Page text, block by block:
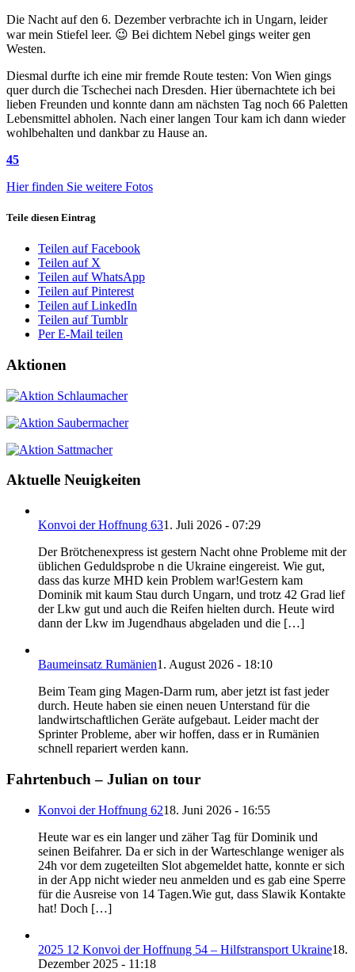
Die Nacht auf den 6. Dezember verbrachte ich in Ungarn, leider
war mein Stiefel leer. 😉 Bei dichtem Nebel gings weiter gen
Westen.
Diesmal durfte ich eine mir fremde Route testen: Von Wien gings
quer durch die Tschechei nach Dresden. Hier übernachtete ich bei
lieben Freunden und konnte dann am nächsten Tag noch 66 Paletten
Lebensmittel abholen. Nach einer langen Tour kam ich dann wieder
wohlbehalten und dankbar zu Hause an.
45
Hier finden Sie weitere Fotos
Teile diesen Eintrag
Teilen auf Facebook
Teilen auf X
Teilen auf WhatsApp
Teilen auf Pinterest
Teilen auf LinkedIn
Teilen auf Tumblr
Per E-Mail teilen
Aktionen
Aktuelle Neuigkeiten
Konvoi der Hoffnung 631. Juli 2026 - 07:29
Der Brötchenexpress ist gestern Nacht ohne Probleme mit der
üblichen Geduldsprobe n die Ukraine eingereist. Wie gut,
dass das kurze MHD kein Problem war!Gestern kam
Dominik mit kaum Stau durch Ungarn, und trotz 42 Grad lief
der Lkw gut und auch die Reifen hielten durch. Heute wird
dann der Lkw im Jugendhaus abgeladen und die […]
Baumeinsatz Rumänien1. August 2026 - 18:10
Beim Team ging Magen-Darm rum, aber jetzt ist fast jeder
durch. Heute haben sie einen neuen Unterstand für die
landwirtschaftlichen Geräte aufgebaut. Leider macht der
Sprinter Probleme, aber wir hoffen, dass er in Rumänien
schnell repariert werden kann.
Fahrtenbuch – Julian on tour
Konvoi der Hoffnung 6218. Juni 2026 - 16:55
Heute war es ein langer und zäher Tag für Dominik und
seinen Beifahrer. Da er sich in der Warteschlange weniger als
24h vor dem zugeteilten Slot abgemeldet hatte, konnte er sich
in der App nicht wieder neu anmelden und es gab eine Sperre
für die Ausreise von 14 Tagen.Wie gut, dass Slawik Kontakte
hat! Doch […]
2025 12 Konvoi der Hoffnung 54 – Hilfstransport Ukraine18.
Dezember 2025 - 11:18